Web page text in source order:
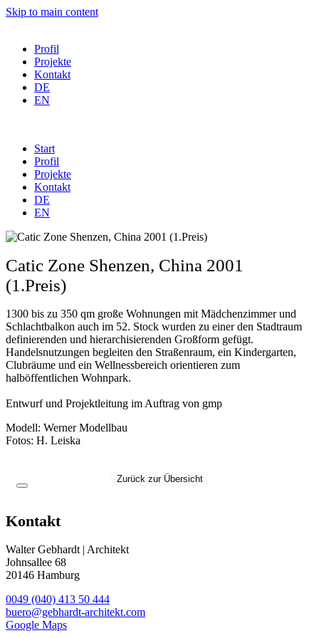
Skip to main content
Profil
Projekte
Kontakt
DE
EN
Start
Profil
Projekte
Kontakt
DE
EN
Catic Zone Shenzen, China 2001
(1.Preis)
1300 bis zu 350 qm große Wohnungen mit Mädchenzimmer und
Schlachtbalkon auch im 52. Stock wurden zu einer den Stadtraum
definierenden und hierarchisierenden Großform gefügt.
Handelsnutzungen begleiten den Straßenraum, ein Kindergarten,
Clubräume und ein Wellnessbereich orientieren zum
halböffentlichen Wohnpark.
Entwurf und Projektleitung im Auftrag von gmp
Modell: Werner Modellbau
Fotos: H. Leiska
Zurück zur Übersicht
Kontakt
Walter Gebhardt | Architekt
Johnsallee 68
20146 Hamburg
0049 (040) 413 50 444
buero@gebhardt-architekt.com
Google Maps